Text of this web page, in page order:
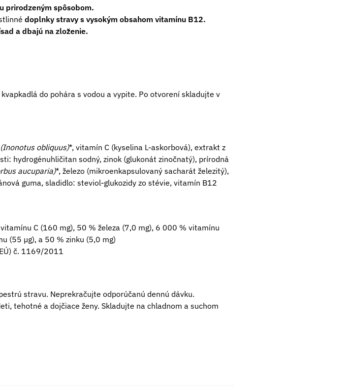
prirodzeným spôsobom.
doplnky stravy s vysokým obsahom vitamínu B12.
a dbajú na zloženie.
do pohára s vodou a vypite. Po otvorení skladujte v
(Inonotus obliquus)*, vitamín C (kyselina L-askorbová), extrakt z
hydrogénuhličitan sodný, zinok (glukonát zinočnatý), prírodná
aucuparia)*, železo (mikroenkapsulovaný sacharát železitý),
guma, sladidlo: steviol-glukozidy zo stévie, vitamín B12
C (160 mg), 50 % železa (7,0 mg), 6 000 % vitamínu
(55 µg), a 50 % zinku (5,0 mg)
č. 1169/2011
stravu. Neprekračujte odporúčanú dennú dávku.
tehotné a dojčiace ženy. Skladujte na chladnom a suchom